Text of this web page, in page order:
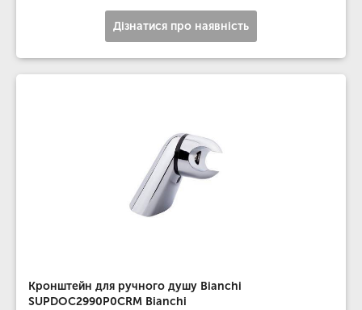
Дізнатися про наявність
Кронштейн для ручного душу Bianchi
SUPDOC2990P0CRM Bianchi